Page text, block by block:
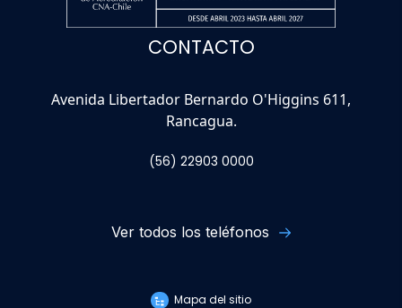
CONTACTO
Avenida Libertador Bernardo O'Higgins 611,
Rancagua.
(56) 22903 0000
Ver todos los teléfonos
Mapa del sitio